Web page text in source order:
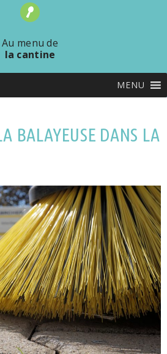
Au menu de
la cantine
MENU
BALAYEUSE DANS LA